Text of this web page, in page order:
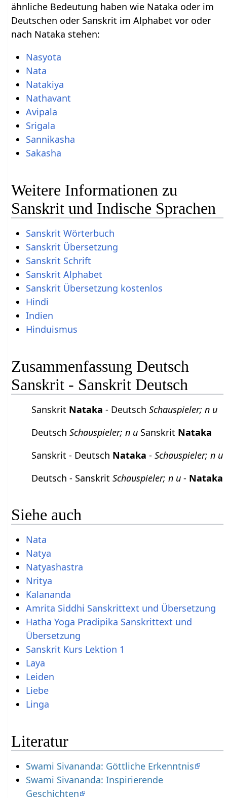
ähnliche Bedeutung haben wie Nataka oder im
Deutschen oder Sanskrit im Alphabet vor oder
nach Nataka stehen:
Nasyota
Nata
Natakiya
Nathavant
Avipala
Srigala
Sannikasha
Sakasha
Weitere Informationen zu
Sanskrit und Indische Sprachen
Sanskrit Wörterbuch
Sanskrit Übersetzung
Sanskrit Schrift
Sanskrit Alphabet
Sanskrit Übersetzung kostenlos
Hindi
Indien
Hinduismus
Zusammenfassung Deutsch
Sanskrit - Sanskrit Deutsch
Sanskrit Nataka - DeutschSchauspieler; n u
DeutschSchauspieler; n u Sanskrit Nataka
Sanskrit - Deutsch Nataka -Schauspieler; n u
Deutsch - SanskritSchauspieler; n u - Nataka
Siehe auch
Nata
Natya
Natyashastra
Nritya
Kalananda
Amrita Siddhi Sanskrittext und Übersetzung
Hatha Yoga Pradipika Sanskrittext und
Übersetzung
Sanskrit Kurs Lektion 1
Laya
Leiden
Liebe
Linga
Literatur
Swami Sivananda: Göttliche Erkenntnis
Swami Sivananda: Inspirierende
Geschichten